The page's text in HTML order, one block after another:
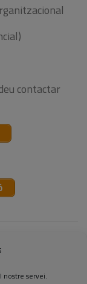
servei.
contactar